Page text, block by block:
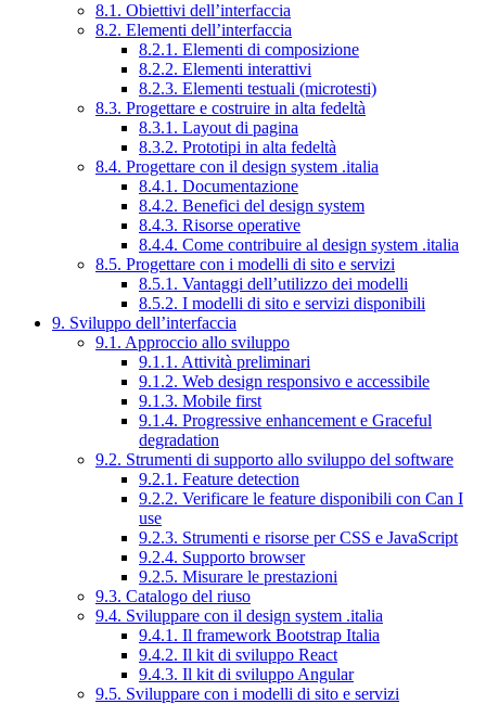
8.1. Obiettivi dell’interfaccia
8.2. Elementi dell’interfaccia
8.2.1. Elementi di composizione
8.2.2. Elementi interattivi
8.2.3. Elementi testuali (microtesti)
8.3. Progettare e costruire in alta fedeltà
8.3.1. Layout di pagina
8.3.2. Prototipi in alta fedeltà
8.4. Progettare con il design system .italia
8.4.1. Documentazione
8.4.2. Benefici del design system
8.4.3. Risorse operative
8.4.4. Come contribuire al design system .italia
8.5. Progettare con i modelli di sito e servizi
8.5.1. Vantaggi dell’utilizzo dei modelli
8.5.2. I modelli di sito e servizi disponibili
9. Sviluppo dell’interfaccia
9.1. Approccio allo sviluppo
9.1.1. Attività preliminari
9.1.2. Web design responsivo e accessibile
9.1.3. Mobile first
9.1.4. Progressive enhancement e Graceful
degradation
9.2. Strumenti di supporto allo sviluppo del software
9.2.1. Feature detection
9.2.2. Verificare le feature disponibili con Can I
use
9.2.3. Strumenti e risorse per CSS e JavaScript
9.2.4. Supporto browser
9.2.5. Misurare le prestazioni
9.3. Catalogo del riuso
9.4. Sviluppare con il design system .italia
9.4.1. Il framework Bootstrap Italia
9.4.2. Il kit di sviluppo React
9.4.3. Il kit di sviluppo Angular
9.5. Sviluppare con i modelli di sito e servizi